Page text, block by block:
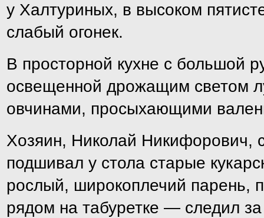
у Халтуриных, в высоком
слабый огонек.
В просторной кухне с большой
освещенной дрожащим светом
овчинами, просыхающими
Хозяин, Николай Никифорович,
подшивал у стола старые
рослый, широкоплечий парень,
рядом на табуретке — следил